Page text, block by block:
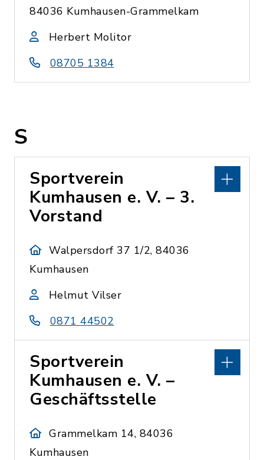
84036 Kumhausen-Grammelkam
Herbert Molitor
08705 1384
S
Sportverein
Kumhausen e. V. – 3.
Vorstand
Walpersdorf 37 1/2, 84036
Kumhausen
Helmut Vilser
0871 44502
Sportverein
Kumhausen e. V. –
Geschäftsstelle
Grammelkam 14, 84036
Kumhausen